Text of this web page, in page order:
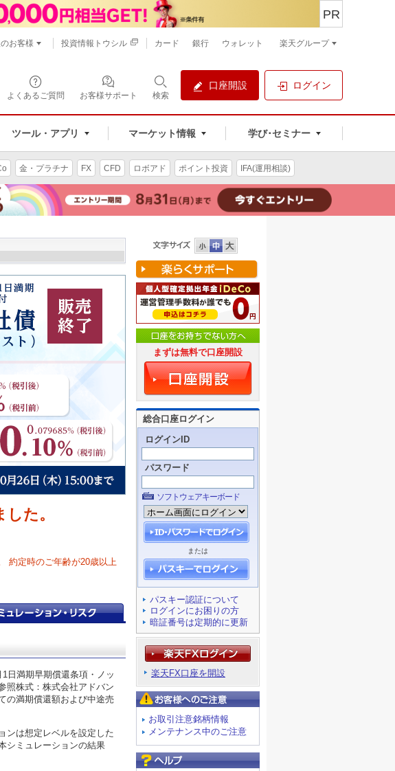
よくあるご質問 お客様サポート 検索
口座開設 ログイン
ツール・アプリ マーケット情報 学び･セミナー
PR
お客様 投資情報トウシル カード 銀行 ウォレット 楽天グループ
金・プラチナ FX CFD ロボアド ポイント投資 IFA(運用相談)
た。
約定時のご年齢が20歳以上
日満期早期償還条項・ノッ
照株式：株式会社アドバン
の満期償還額および中途売
ンは想定レベルを設定した
シミュレーションの結果
まずは無料で口座開設
総合口座ログイン
ログインID
パスワード
ソフトウェアキーボード
または
パスキー認証について
ログインにお困りの方
暗証番号は定期的に更新
楽天FX口座を開設
お取引注意銘柄情報
メンテナンス中のご注意